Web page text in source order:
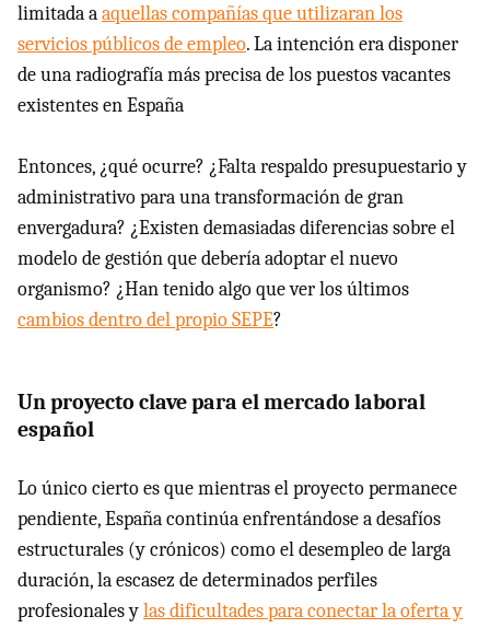
limitada aaquellas compañías que utilizaran los
servicios públicos de empleo. La intención era disponer
de una radiografía más precisa de los puestos vacantes
existentes en España
Entonces, ¿qué ocurre? ¿Falta respaldo presupuestario y
administrativo para una transformación de gran
envergadura? ¿Existen demasiadas diferencias sobre el
modelo de gestión que debería adoptar el nuevo
organismo? ¿Han tenido algo que ver los últimos
cambios dentro del propio SEPE?
Un proyecto clave para el mercado laboral
español
Lo único cierto es que mientras el proyecto permanece
pendiente, España continúa enfrentándose a desafíos
estructurales (y crónicos) como el desempleo de larga
duración, la escasez de determinados perfiles
profesionales ylas dificultades para conectar la oferta y